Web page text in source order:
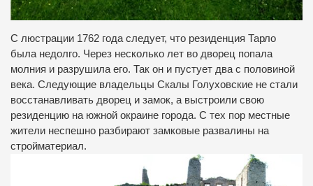
С люстрации 1762 года следует, что резиденция Тарло
была недолго. Через несколько лет во дворец попала
молния и разрушила его. Так он и пустует два с половиной
века. Следующие владельцы Скалы Голуховские не стали
восстанавливать дворец и замок, а выстроили свою
резиденцию на южной окраине города. С тех пор местные
жители неспешно разбирают замковые развалины на
стройматериал.